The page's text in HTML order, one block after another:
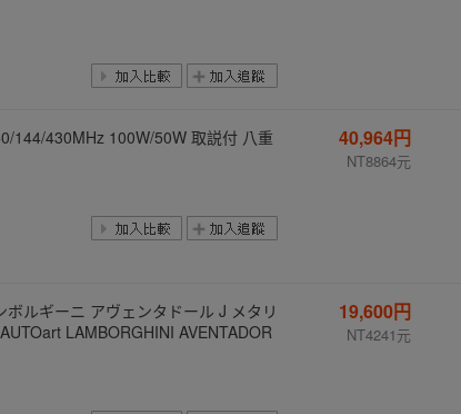
144/430MHz 100W/50W 取説付 八重
40,964円
NT8864元
ルギーニ アヴェンタドール J メタリ
LAMBORGHINI AVENTADOR
19,600円
NT4241元